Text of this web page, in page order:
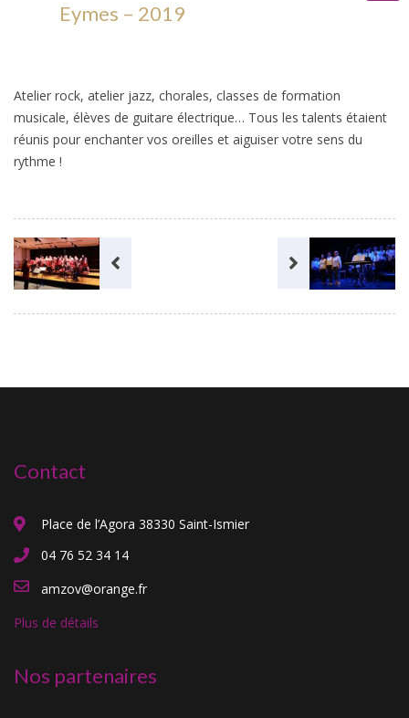
Eymes – 2019
Atelier rock, atelier jazz, chorales, classes de formation
musicale, élèves de guitare électrique… Tous les talents étaient
réunis pour enchanter vos oreilles et aiguiser votre sens du
rythme !
Contact
Place de l’Agora 38330 Saint-Ismier
04 76 52 34 14
amzov@orange.fr
Plus de détails
Nos partenaires